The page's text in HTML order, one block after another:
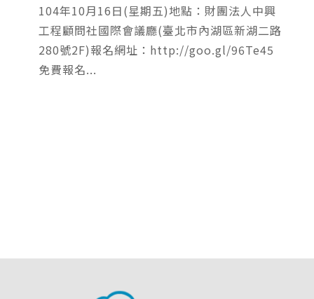
104年10月16日(星期五)地點：財團法人中興
工程顧問社國際會議廳(臺北市內湖區新湖二路
280號2F)報名網址：http://goo.gl/96Te45
免費報名...